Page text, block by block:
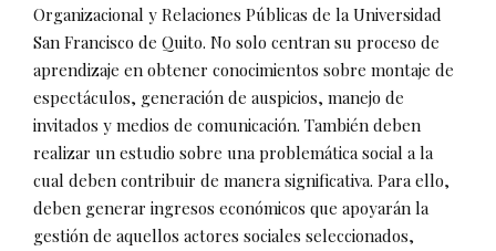
Organizacional y Relaciones Públicas de la Universidad
San Francisco de Quito. No solo centran su proceso de
aprendizaje en obtener conocimientos sobre montaje de
espectáculos, generación de auspicios, manejo de
invitados y medios de comunicación. También deben
realizar un estudio sobre una problemática social a la
cual deben contribuir de manera significativa. Para ello,
deben generar ingresos económicos que apoyarán la
gestión de aquellos actores sociales seleccionados,